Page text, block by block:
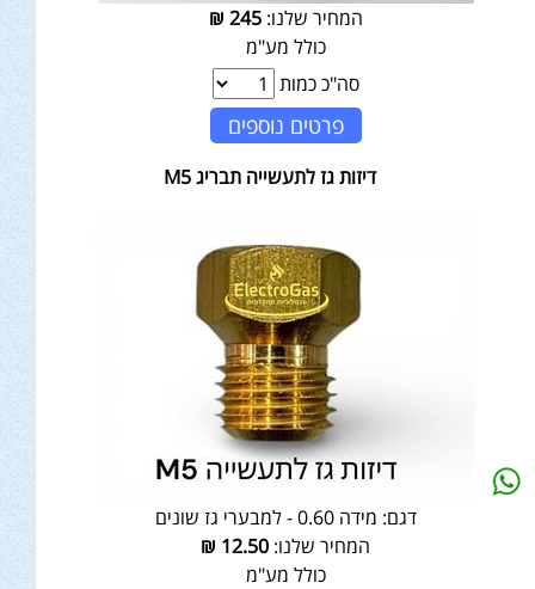
המחיר שלנו:245
₪
כולל מע"מ
סה"כ כמות
פרטים נוספים
דיזות גז לתעשייה תבריג M5
דגם: מידה 0.60 - למבערי גז שונים
המחיר שלנו: 12.50
₪
כולל מע"מ